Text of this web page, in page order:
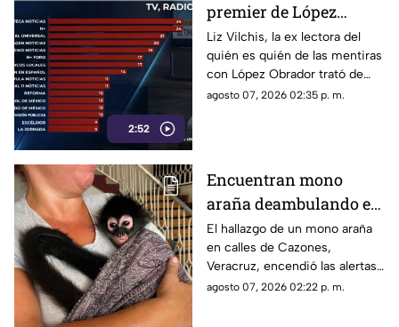
2:52
premier de López
Obrador cita mal
informe sobre consumo
de noticias en 2026
Liz Vilchis, la ex lectora del
quién es quién de las mentiras
con López Obrador trató de
mentir sobre el consumo de
agosto 07, 2026 02:35 p. m.
Encuentran mono
araña deambulando en
calles de Veracruz; esto
pasará con el ejemplar
El hallazgo de un mono araña
en calles de Cazones,
Veracruz, encendió las alertas;
autoridades lo trasladaron a
agosto 07, 2026 02:22 p. m.